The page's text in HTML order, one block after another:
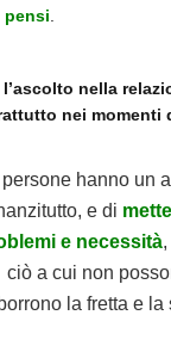
pensi
nella
nei momenti
persone hanno un
e di
e necessità
ciò a cui non
la fretta e